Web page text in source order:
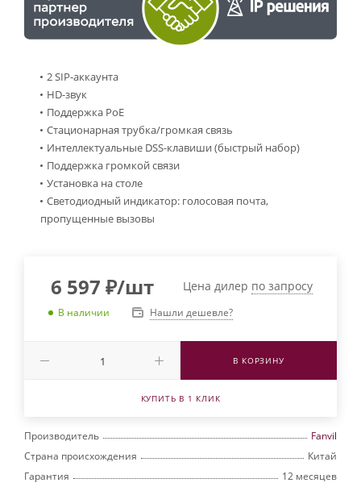
2 SIP-аккаунта
HD-звук
Поддержка PoE
Стационарная трубка/громкая связь
Интеллектуальные DSS-клавиши (быстрый набор)
Поддержка громкой связи
Установка на столе
Светодиодный индикатор: голосовая почта,
пропущенные вызовы
6 597 ₽/шт Цена дилер по запросу
В наличии Нашли дешевле?
В КОРЗИНУ
КУПИТЬ В 1 КЛИК
Производитель
Fanvil
Страна происхождения
Китай
Гарантия
12 месяцев